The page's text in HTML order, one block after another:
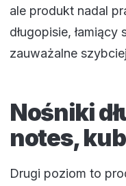
ale produkt nadal
długopisie,
zauważalne
Nośniki
notes,
Drugi poziom to